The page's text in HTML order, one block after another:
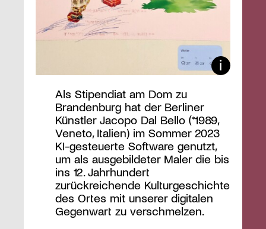
Als Stipendiat am Dom zu
Brandenburg hat der Berliner
Künstler Jacopo Dal Bello (*1989,
Veneto, Italien) im Sommer 2023
KI-gesteuerte Software genutzt,
um als ausgebildeter Maler die bis
ins 12. Jahrhundert
zurückreichende Kulturgeschichte
des Ortes mit unserer digitalen
Gegenwart zu verschmelzen.